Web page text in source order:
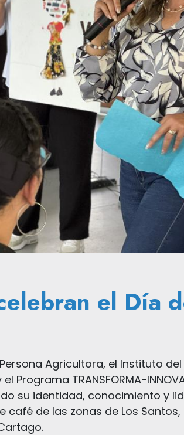
el Día
Agricultora, el Instituto
Programa TRANSFORMA-
su identidad, conocimiento y
de las zonas de Los Santos,